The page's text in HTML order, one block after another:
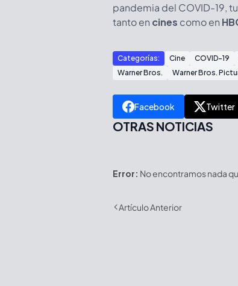
pandemia del COVID-19,
tanto en cines como en
Categorías: Cine COVID-19
Warner Bros.
Warner Bros.
Facebook Twitter
OTRAS NOTICIAS
Error: No encontramos nada
Artículo Anterior